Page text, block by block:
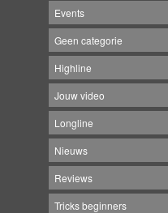
Events
Geen categorie
Highline
Jouw video
Longline
Nieuws
Reviews
Tricks beginners